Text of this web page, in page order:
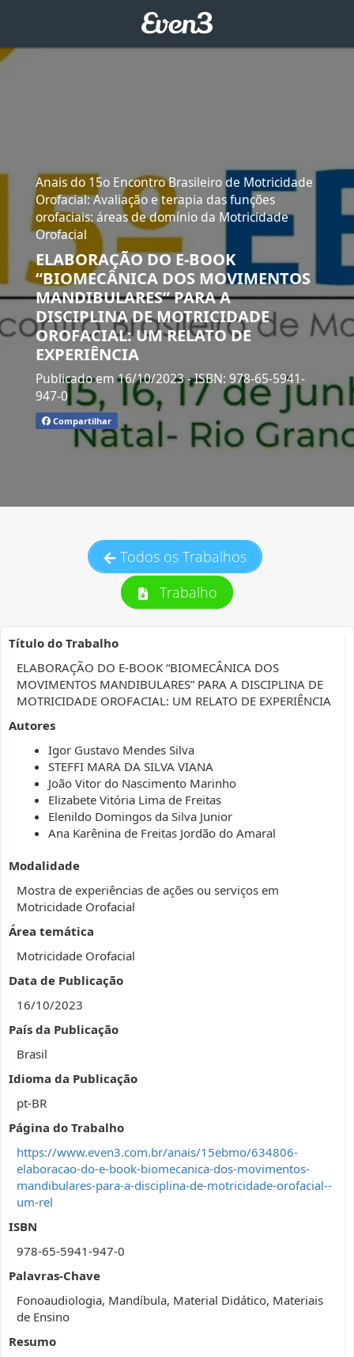
Anais do 15o Encontro Brasileiro de Motricidade
Orofacial: Avaliação e terapia das funções
orofaciais: áreas de domínio da Motricidade
Orofacial
ELABORAÇÃO DO E-BOOK
“BIOMECÂNICA DOS MOVIMENTOS
MANDIBULARES” PARA A
DISCIPLINA DE MOTRICIDADE
OROFACIAL: UM RELATO DE
EXPERIÊNCIA
Publicado em 16/10/2023- ISBN: 978-65-5941-
947-0
Compartilhar
Todos os Trabalhos
Trabalho
Título do Trabalho
ELABORAÇÃO DO E-BOOK “BIOMECÂNICA DOS
MOVIMENTOS MANDIBULARES” PARA A DISCIPLINA DE
MOTRICIDADE OROFACIAL: UM RELATO DE EXPERIÊNCIA
Autores
Igor Gustavo Mendes Silva
STEFFI MARA DA SILVA VIANA
João Vitor do Nascimento Marinho
Elizabete Vitória Lima de Freitas
Elenildo Domingos da Silva Junior
Ana Karênina de Freitas Jordão do Amaral
Modalidade
Mostra de experiências de ações ou serviços em
Motricidade Orofacial
Área temática
Motricidade Orofacial
Data de Publicação
16/10/2023
País da Publicação
Brasil
Idioma da Publicação
pt-BR
Página do Trabalho
https://www.even3.com.br/anais/15ebmo/634806-
elaboracao-do-e-book-biomecanica-dos-movimentos-
mandibulares-para-a-disciplina-de-motricidade-orofacial--
um-rel
ISBN
978-65-5941-947-0
Palavras-Chave
Fonoaudiologia, Mandíbula, Material Didático, Materiais
de Ensino
Resumo